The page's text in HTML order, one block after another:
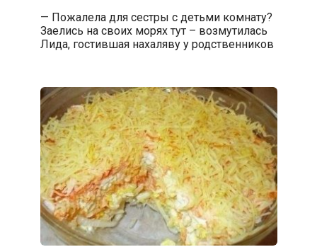
— Пожалела для сестры с детьми комнату?
Заелись на своих морях тут – возмутилась
Лида, гостившая нахаляву у родственников